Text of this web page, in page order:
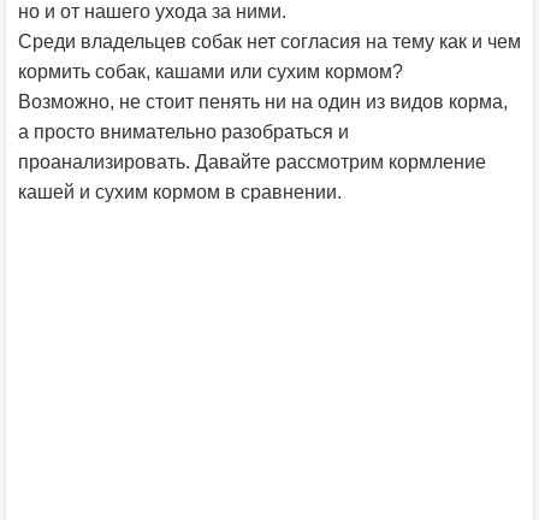
но и от нашего ухода за ними.
Среди владельцев собак нет согласия на тему как и чем
кормить собак, кашами или сухим кормом?
Возможно, не стоит пенять ни на один из видов корма,
а просто внимательно разобраться и
проанализировать. Давайте рассмотрим кормление
кашей и сухим кормом в сравнении.